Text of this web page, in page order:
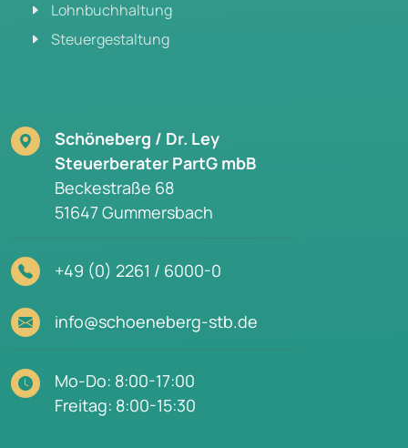
Lohnbuchhaltung
Steuergestaltung
Schöneberg / Dr. Ley
Steuerberater PartG mbB
Beckestraße 68
51647 Gummersbach
+49 (0) 2261 / 6000-0
info@schoeneberg-stb.de
Mo-Do: 8:00-17:00
Freitag: 8:00-15:30